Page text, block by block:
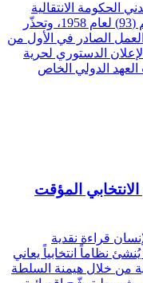
الحكومة الانتقالية
بتعليق العمل بأحكام قانون الجمعيات رقم (93) لعام 1958، وتحذّر
الصادر في الأول من
الدستوري لحرية
الدولي الخاص
المؤقت
قراءة نقدية
2025، وترى أنه يُنشئ نظاماً انتخابياً يعاني
من خلال هيمنة السلطة